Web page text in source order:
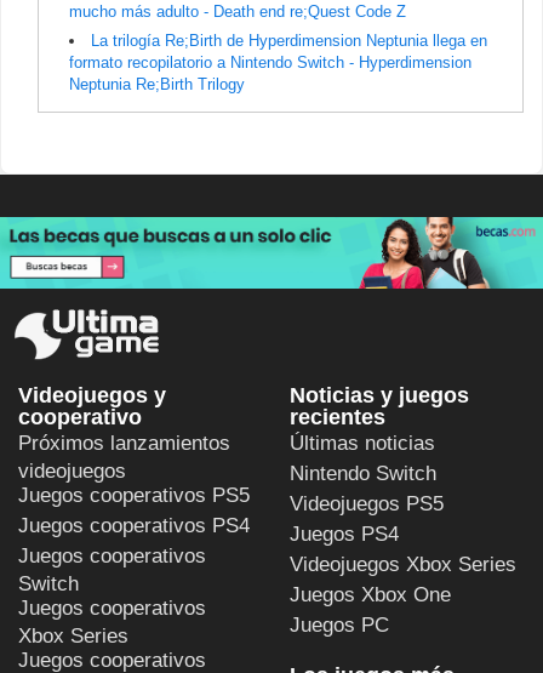
mucho más adulto - Death end re;Quest Code Z
La trilogía Re;Birth de Hyperdimension Neptunia llega en
formato recopilatorio a Nintendo Switch - Hyperdimension
Neptunia Re;Birth Trilogy
Videojuegos y
cooperativo
Próximos lanzamientos
videojuegos
Juegos cooperativos PS5
Juegos cooperativos PS4
Juegos cooperativos
Switch
Juegos cooperativos
Xbox Series
Juegos cooperativos
Noticias y juegos
recientes
Últimas noticias
Nintendo Switch
Videojuegos PS5
Juegos PS4
Videojuegos Xbox Series
Juegos Xbox One
Juegos PC